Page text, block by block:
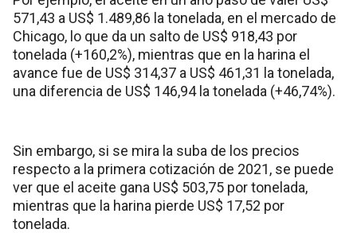
571,43 a US$ 1.489,86 la tonelada, en el mercado de
Chicago, lo que da un salto de US$ 918,43 por
tonelada (+160,2%), mientras que en la harina el
avance fue de US$ 314,37 a US$ 461,31 la tonelada,
una diferencia de US$ 146,94 la tonelada (+46,74%).
Sin embargo, si se mira la suba de los precios
respecto a la primera cotización de 2021, se puede
ver que el aceite gana US$ 503,75 por tonelada,
mientras que la harina pierde US$ 17,52 por
tonelada.